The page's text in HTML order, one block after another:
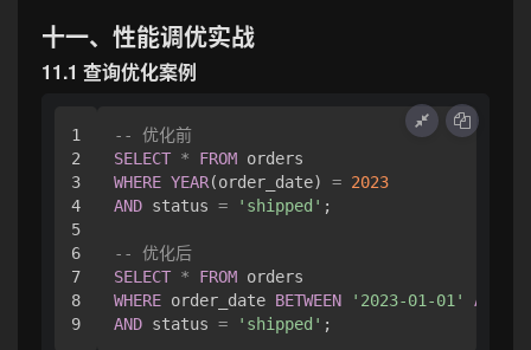
十一、性能调优实战
11.1 查询优化案例
1
2
3
4
5
6
7
8
-- 优化前
SELECT * FROM
WHERE YEAR(order_date) = 2023
AND status = 'shipped' ;
-- 优化后
SELECT * FROM
WHERE order_date BETWEEN '2023-01-01' AND
AND status = 'shipped'